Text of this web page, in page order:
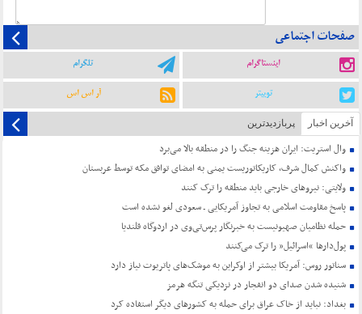
صفحات اجتماعی
اینستاگرام تلگرام
توییتر آر اس اس
آخرین اخبار پربازدیدترین
وال استریت: ایران هزینه جنگ را در منطقه بالا می‌برد
واکنش کمال شرف، کاریکاتوریست یمنی به امضای توافق مکه توسط عربستان
ولایتی: نیروهای خارجی باید منطقه را ترک کنند
پاسخ مقاومت اسلامی به تجاوز آمریکایی ـ سعودی لغو نشده است
حمله نظامیان صهیونیست به خبرنگار پرس‌تی‌وی در اردوگاه قلندیا
پول‌دارها “اسرائیل” را ترک می‌کنند
سناتور روس: آمریکا بیشتر از اوکراین به موشک‌های پاتریوت نیاز دارد
شنیده شدن صدای دو انفجار در نزدیکی تنگه هرمز
بغداد: نباید از خاک عراق برای حمله به کشورهای دیگر استفاده کرد